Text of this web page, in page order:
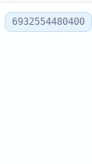
6932554480400